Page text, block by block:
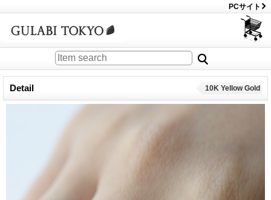
PCサイト
Detail 10K Yellow Gold